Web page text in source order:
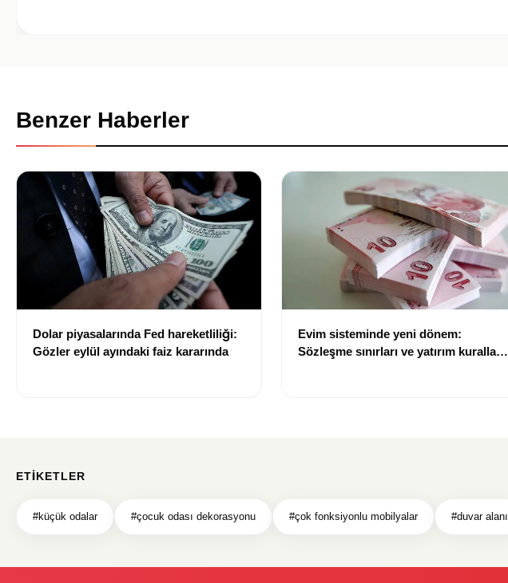
Benzer Haberler
Dolar piyasalarında Fed hareketliliği:
Gözler eylül ayındaki faiz kararında
Evim sisteminde yeni dönem:
Sözleşme sınırları ve yatırım kuralları
ETIKETLER
#küçük odalar #çocuk odası dekorasyonu #çok fonksiyonlu mobilyalar #duvar alanı